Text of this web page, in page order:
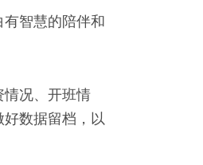
智慧的陪伴和
况、开班情
数据留档，以